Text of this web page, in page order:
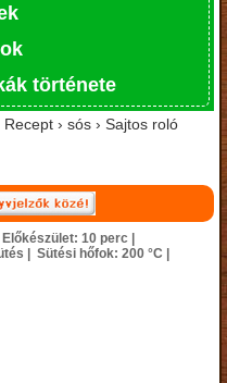
története
› sós › Sajtos roló
Előkészület: 10 perc |
| Sütési hőfok: 200 °C |